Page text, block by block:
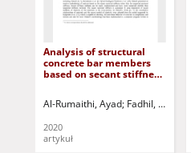
Analysis of structural
concrete bar members
based on secant stiffness
Al-Rumaithi, Ayad Fadhil, Aqeel T.
2020
artykuł